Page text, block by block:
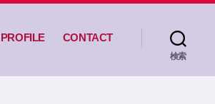
PROFILE CONTACT
検索